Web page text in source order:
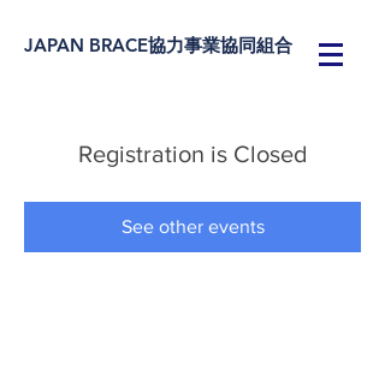
JAPAN BRACE協力事業協同組合
Registration is Closed
See other events